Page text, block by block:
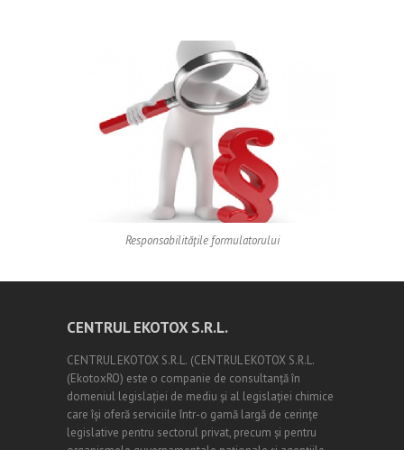
Responsabilitățile formulatorului
CENTRUL EKOTOX S.R.L.
CENTRUL EKOTOX S.R.L. (CENTRUL EKOTOX S.R.L.
(EkotoxRO) este o companie de consultanță în
domeniul legislației de mediu și al legislației chimice
care își oferă serviciile într-o gamă largă de cerințe
legislative pentru sectorul privat, precum și pentru